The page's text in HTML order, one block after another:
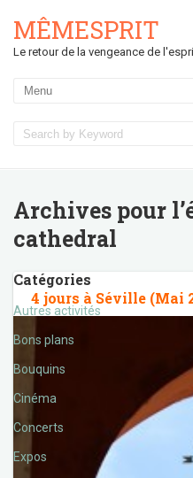
MÊMESPRIT
Le retour de la vengeance de
Archives pour
cathedral
Catégories
Autres activités
Bons plans
Bouquins
Cinéma
Concerts
Expos
4 jours à Séville (Mai